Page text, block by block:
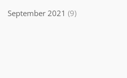
September 2021 (9)